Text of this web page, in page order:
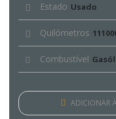
Estado Usado
Quilómetros
Combustível
ADICIONAR